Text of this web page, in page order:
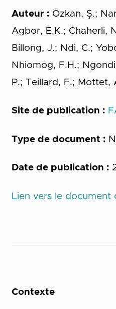
Auteur : Özkan, Ş.;
Agbor, E.K.; Chaherli,
Billong, J.; Ndi, C.;
Nhiomog, F.H.;
P.; Teillard, F.; Mottet,
Site de publication :
Type de document :
Date de publication :
Lien vers le document
Contexte